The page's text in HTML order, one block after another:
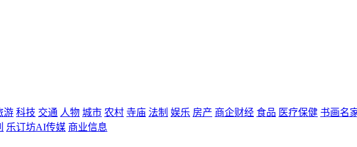
游 科技 交通 人物 城市 农村 寺庙 法制 娱乐 房产 商企财经 食品 医疗保健 书画名
乐订坊AI传媒 商业信息